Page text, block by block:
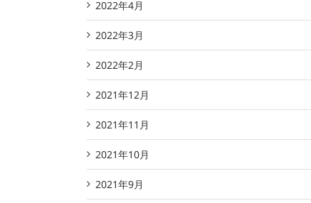
2022年4月
2022年3月
2022年2月
2021年12月
2021年11月
2021年10月
2021年9月